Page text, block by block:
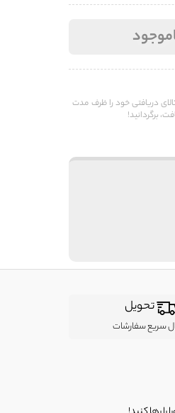
دریافتی خود را ظرف مدت
تحویل
سریع سفارشات